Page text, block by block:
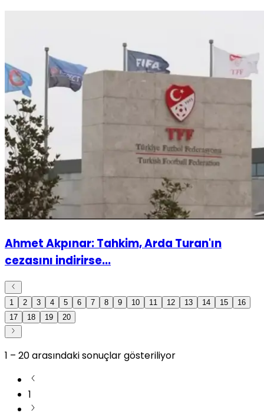
Ahmet Akpınar: Tahkim, Arda Turan'ın
cezasını indirirse...
1 2 3 4 5 6 7 8 9 10 11 12 13 14 15
16
17
18 19 20
1 – 20arasındaki sonuçlar gösteriliyor
1